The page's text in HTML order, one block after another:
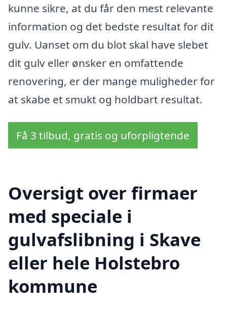
kunne sikre, at du får den mest relevante
information og det bedste resultat for dit
gulv. Uanset om du blot skal have slebet
dit gulv eller ønsker en omfattende
renovering, er der mange muligheder for
at skabe et smukt og holdbart resultat.
Få 3 tilbud, gratis og uforpligtende
Oversigt over firmaer
med speciale i
gulvafslibning i Skave
eller hele Holstebro
kommune